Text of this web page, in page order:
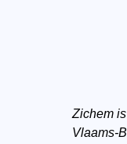
Zichem
Vlaams-